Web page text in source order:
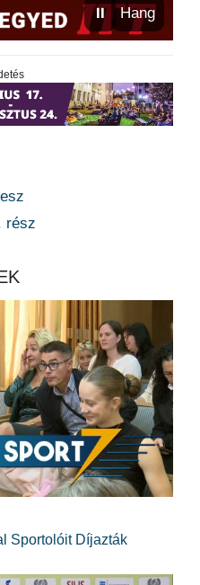
⏸ Hang
rész
Sportolóit Díjazták